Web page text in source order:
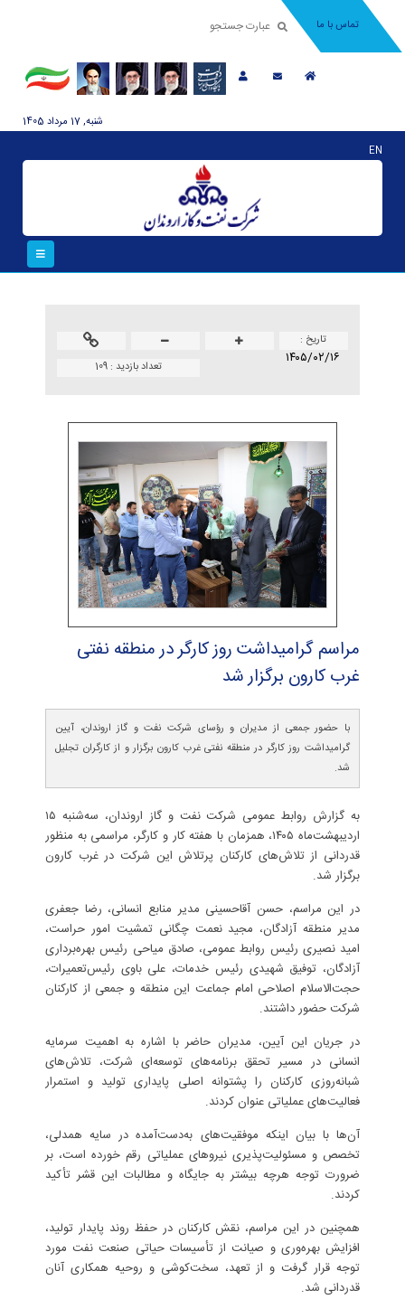
تماس با ما
شنبه, 17 مرداد 1405
EN
تاريخ :
۱۴۰۵/۰۲/۱۶ تعداد بازدید :109
مراسم گرامیداشت روز كارگر در منطقه نفتی
غرب كارون برگزار شد
با حضور جمعی از مدیران و رؤسای شرکت نفت و گاز اروندان، آیین
گرامیداشت روز کارگر در منطقه نفتی غرب کارون برگزار و از کارگران تجلیل
شد.
به گزارش روابط عمومی شرکت نفت و گاز اروندان، سه‌شنبه ۱۵
اردیبهشت‌ماه ۱۴۰۵، همزمان با هفته کار و کارگر، مراسمی به منظور
قدردانی از تلاش‌های کارکنان پرتلاش این شرکت در غرب کارون
برگزار شد.
در این مراسم، حسن آقاحسینی مدیر منابع انسانی، رضا جعفری
مدیر منطقه آزادگان، مجید نعمت چگانی تمشیت امور حراست،
امید نصیری رئیس روابط عمومی، صادق میاحی رئیس بهره‌برداری
آزادگان، توفیق شهیدی رئیس خدمات، علی باوی رئیس‌تعمیرات،
حجت‌الاسلام اصلاحی امام جماعت این منطقه و جمعی از کارکنان
شرکت حضور داشتند.
در جریان این آیین، مدیران حاضر با اشاره به اهمیت سرمایه
انسانی در مسیر تحقق برنامه‌های توسعه‌ای شرکت، تلاش‌های
شبانه‌روزی کارکنان را پشتوانه اصلی پایداری تولید و استمرار
فعالیت‌های عملیاتی عنوان کردند.
آن‌ها با بیان اینکه موفقیت‌های به‌دست‌آمده در سایه همدلی،
تخصص و مسئولیت‌پذیری نیروهای عملیاتی رقم خورده است، بر
ضرورت توجه هرچه بیشتر به جایگاه و مطالبات این قشر تأکید
کردند.
همچنین در این مراسم، نقش کارکنان در حفظ روند پایدار تولید،
افزایش بهره‌وری و صیانت از تأسیسات حیاتی صنعت نفت مورد
توجه قرار گرفت و از تعهد، سخت‌کوشی و روحیه همکاری آنان
قدردانی شد.